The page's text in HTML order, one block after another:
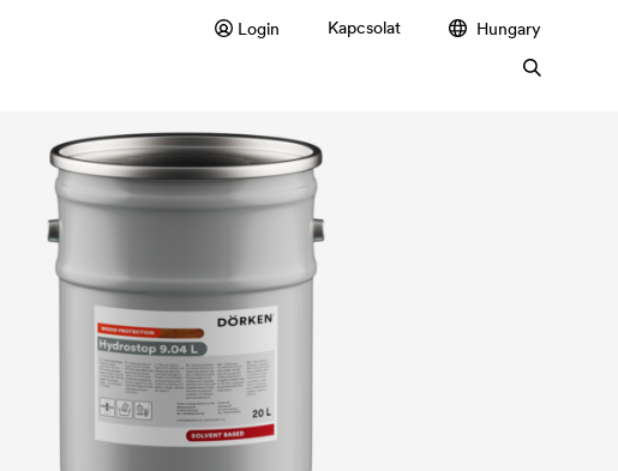
Login Kapcsolat Hungary